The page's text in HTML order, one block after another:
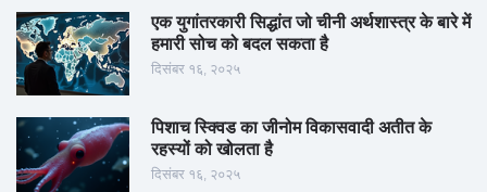
एक युगांतरकारी सिद्धांत जो चीनी अर्थशास्त्र के बारे में
हमारी सोच को बदल सकता है
दिसंबर १६, २०२५
पिशाच स्क्विड का जीनोम विकासवादी अतीत के
रहस्यों को खोलता है
दिसंबर १६, २०२५